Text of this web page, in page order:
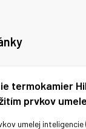
termokamier
prvkov
umelej inteligencie